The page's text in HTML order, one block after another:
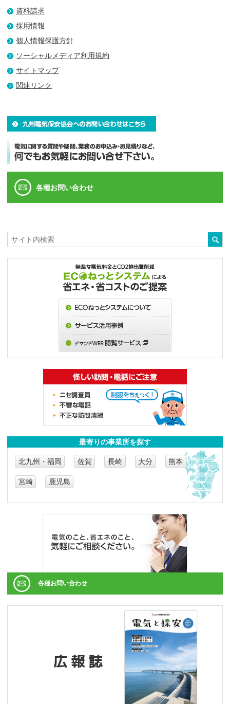
資料請求
採用情報
個人情報保護方針
ソーシャルメディア利用規約
サイトマップ
関連リンク
各種お問い合わせ
最寄りの事業所を探す
北九州・福岡 佐賀 長崎 大分 熊本
宮崎 鹿児島
各種お問い合わせ